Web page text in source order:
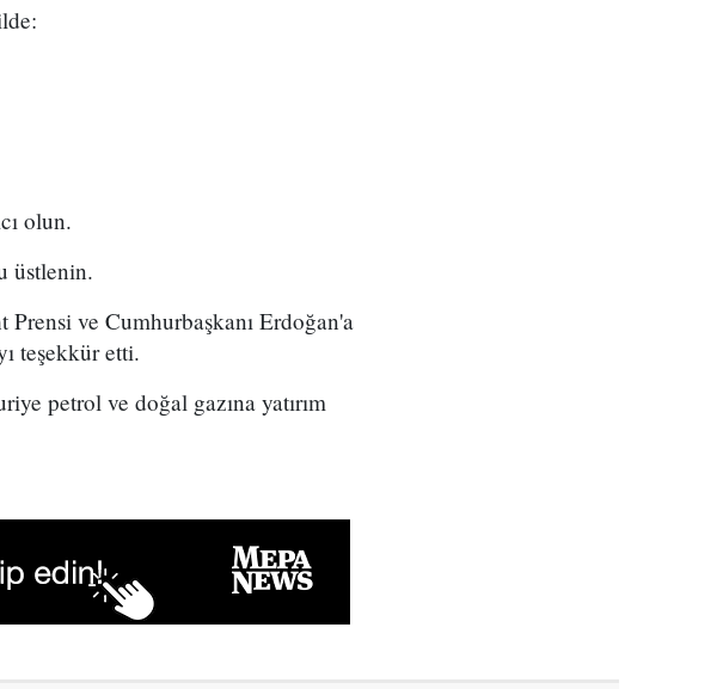
olun.
üstlenin.
Prensi ve Cumhurbaşkanı Erdoğan'a
teşekkür etti.
petrol ve doğal gazına yatırım